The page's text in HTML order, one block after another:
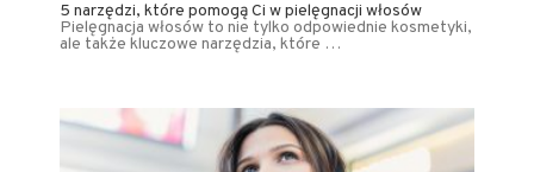
5 narzędzi, które pomogą Ci w pielęgnacji włosów
Pielęgnacja włosów to nie tylko odpowiednie kosmetyki,
ale także kluczowe narzędzia, które …